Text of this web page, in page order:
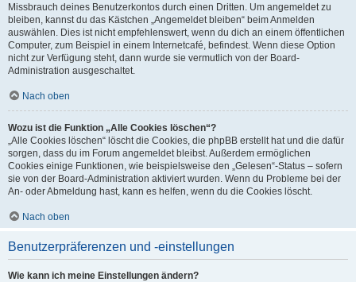
Missbrauch deines Benutzerkontos durch einen Dritten. Um angemeldet zu
bleiben, kannst du das Kästchen „Angemeldet bleiben“ beim Anmelden
auswählen. Dies ist nicht empfehlenswert, wenn du dich an einem öffentlichen
Computer, zum Beispiel in einem Internetcafé, befindest. Wenn diese Option
nicht zur Verfügung steht, dann wurde sie vermutlich von der Board-
Administration ausgeschaltet.
Nach oben
Wozu ist die Funktion „Alle Cookies löschen“?
„Alle Cookies löschen“ löscht die Cookies, die phpBB erstellt hat und die dafür
sorgen, dass du im Forum angemeldet bleibst. Außerdem ermöglichen
Cookies einige Funktionen, wie beispielsweise den „Gelesen“-Status – sofern
sie von der Board-Administration aktiviert wurden. Wenn du Probleme bei der
An- oder Abmeldung hast, kann es helfen, wenn du die Cookies löscht.
Nach oben
Benutzerpräferenzen und -einstellungen
Wie kann ich meine Einstellungen ändern?